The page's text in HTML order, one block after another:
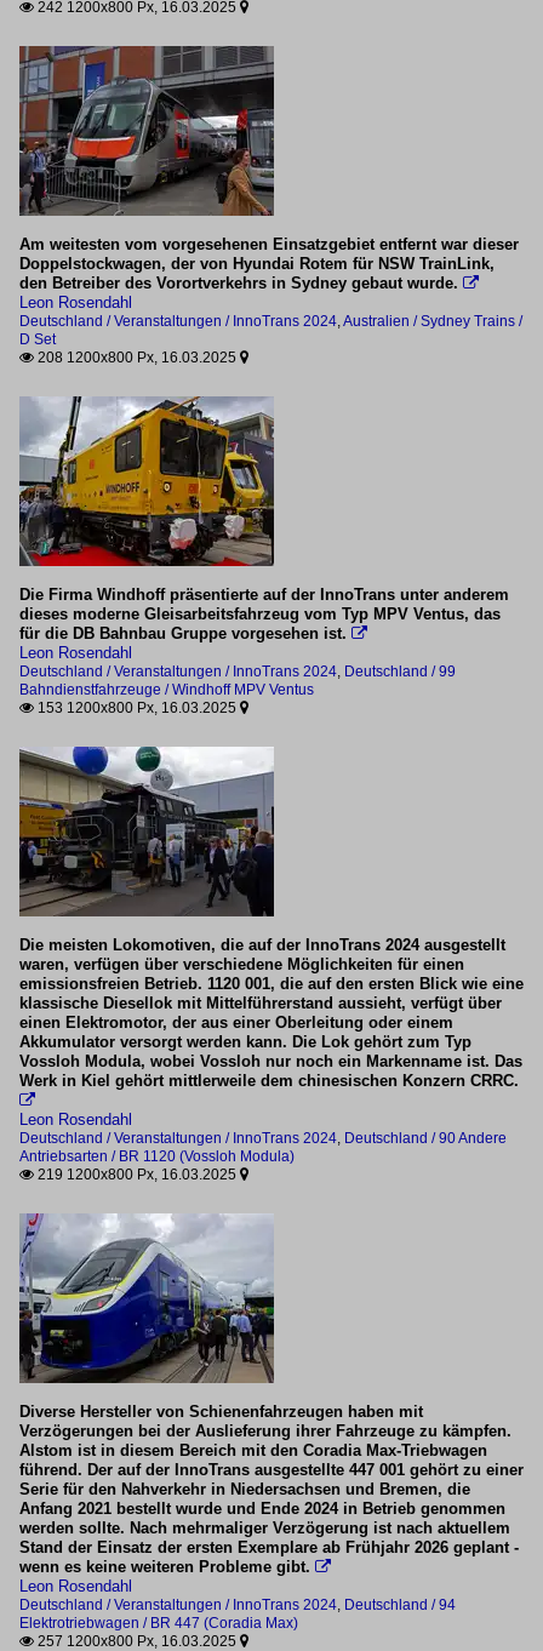
 242 1200x800 Px, 16.03.2025 
Am weitesten vom vorgesehenen Einsatzgebiet entfernt war dieser
Doppelstockwagen, der von Hyundai Rotem für NSW TrainLink,
den Betreiber des Vorortverkehrs in Sydney gebaut wurde. 
Leon Rosendahl
Deutschland / Veranstaltungen / InnoTrans 2024,Australien / Sydney Trains /
D Set
 208 1200x800 Px, 16.03.2025 
Die Firma Windhoff präsentierte auf der InnoTrans unter anderem
dieses moderne Gleisarbeitsfahrzeug vom Typ MPV Ventus, das
für die DB Bahnbau Gruppe vorgesehen ist. 
Leon Rosendahl
Deutschland / Veranstaltungen / InnoTrans 2024, Deutschland / 99
Bahndienstfahrzeuge / Windhoff MPV Ventus
 153 1200x800 Px, 16.03.2025 
Die meisten Lokomotiven, die auf der InnoTrans 2024 ausgestellt
waren, verfügen über verschiedene Möglichkeiten für einen
emissionsfreien Betrieb. 1120 001, die auf den ersten Blick wie eine
klassische Diesellok mit Mittelführerstand aussieht, verfügt über
einen Elektromotor, der aus einer Oberleitung oder einem
Akkumulator versorgt werden kann. Die Lok gehört zum Typ
Vossloh Modula, wobei Vossloh nur noch ein Markenname ist. Das
Werk in Kiel gehört mittlerweile dem chinesischen Konzern CRRC.

Leon Rosendahl
Deutschland / Veranstaltungen / InnoTrans 2024, Deutschland / 90 Andere
Antriebsarten / BR 1120 (Vossloh Modula)
 219 1200x800 Px, 16.03.2025 
Diverse Hersteller von Schienenfahrzeugen haben mit
Verzögerungen bei der Auslieferung ihrer Fahrzeuge zu kämpfen.
Alstom ist in diesem Bereich mit den Coradia Max-Triebwagen
führend. Der auf der InnoTrans ausgestellte 447 001 gehört zu einer
Serie für den Nahverkehr in Niedersachsen und Bremen, die
Anfang 2021 bestellt wurde und Ende 2024 in Betrieb genommen
werden sollte. Nach mehrmaliger Verzögerung ist nach aktuellem
Stand der Einsatz der ersten Exemplare ab Frühjahr 2026 geplant -
wenn es keine weiteren Probleme gibt. 
Leon Rosendahl
Deutschland / Veranstaltungen / InnoTrans 2024, Deutschland / 94
Elektrotriebwagen / BR 447 (Coradia Max)
 257 1200x800 Px, 16.03.2025 